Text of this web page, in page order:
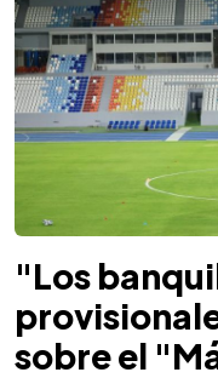
"Los
sobre el